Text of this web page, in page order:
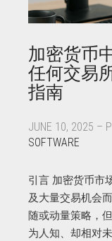
加密货币
任何交易
指南
JUNE 10, 2025 –
SOFTWARE
引言 加密货币市
及大量交易机会
随或动量策略，
为人知、却相对